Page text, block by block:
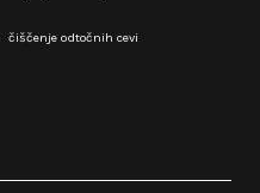
čiščenje odtočnih cevi